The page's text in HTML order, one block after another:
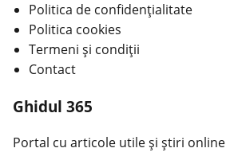
Politica de confidențialitate
Politica cookies
Termeni și condiții
Contact
Ghidul 365
Portal cu articole utile și știri online